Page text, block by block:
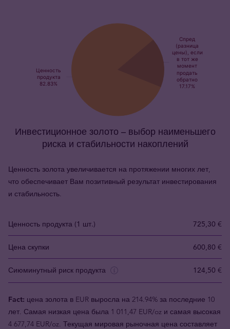
Инвестиционное золото – выбор наименьшего
риска и стабильности накоплений
Ценность золота увеличивается на протяжении многих лет,
что обеспечивает Вам позитивный результат инвестирования
и стабильность.
Ценность продукта (1 шт.) 725,30 €
Цена скупки 600,80 €
Сиюминутный риск продукта 124,50 €
Fact: цена золота в EUR выросла на 214.94% за последние 10
лет. Самая низкая цена была 1 011,47 EUR/oz и самая высокая
4 677,74 EUR/oz. Текущая мировая рыночная цена составляет